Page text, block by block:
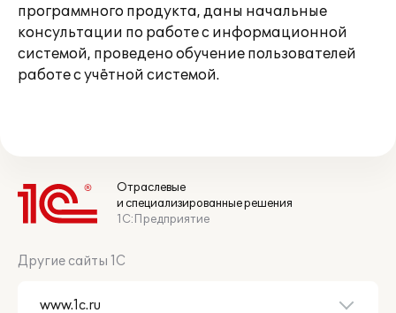
программного продукта, даны начальные
консультации по работе с информационной
системой, проведено обучение пользователей
работе с учётной системой.
Отраслевые
и специализированные решения
1С:Предприятие
Другие сайты 1С